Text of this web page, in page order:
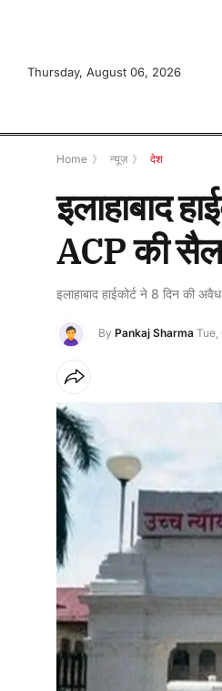
Thursday, August 06, 2026
Home 》 न्यूज़ 》 देश
इलाहाबाद
ACP की
इलाहाबाद हाईकोर्ट ने 8 दिन की
By Pankaj Sharma Tue,